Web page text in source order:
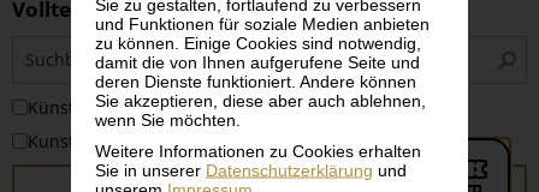
und Funktionen für soziale Medien anbieten
zu können. Einige Cookies sind notwendig,
damit die von Ihnen aufgerufene Seite und
deren Dienste funktioniert. Andere können
Sie akzeptieren, diese aber auch ablehnen,
wenn Sie möchten.
Weitere Informationen zu Cookies erhalten
Sie in unserer Datenschutzerklärung und
Volltextsuche
KünstlerInnen
Kunstwerke
SUCHEN